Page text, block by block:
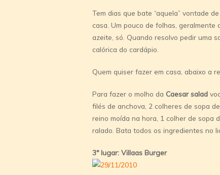
Tem dias que bate “aquela” vontade
casa. Um pouco de folhas, geralmente
azeite, só. Quando resolvo pedir uma
calórica do cardápio.
Quem quiser fazer em casa, abaixo a
Para fazer o molho da Caesar salad
filés de anchova, 2 colheres de sopa
reino moída na hora, 1 colher de sopa
ralado. Bata todos os ingredientes no
3° lugar: Villaas Burger